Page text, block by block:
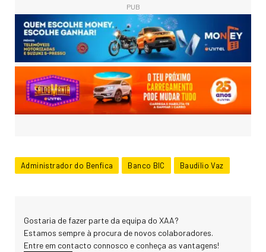
PUB
Administrador do Benfica Banco BIC Baudílio Vaz
Gostaria de fazer parte da equipa do XAA?
Estamos sempre à procura de novos colaboradores.
Entre em contacto connosco e conheça as vantagens!